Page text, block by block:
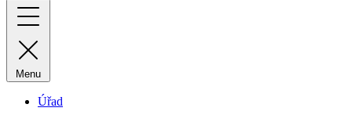
Menu
Úřad